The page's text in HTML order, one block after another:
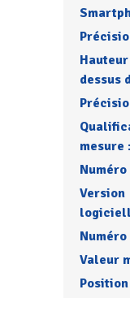
dessus
mesure :
Version
Valeur